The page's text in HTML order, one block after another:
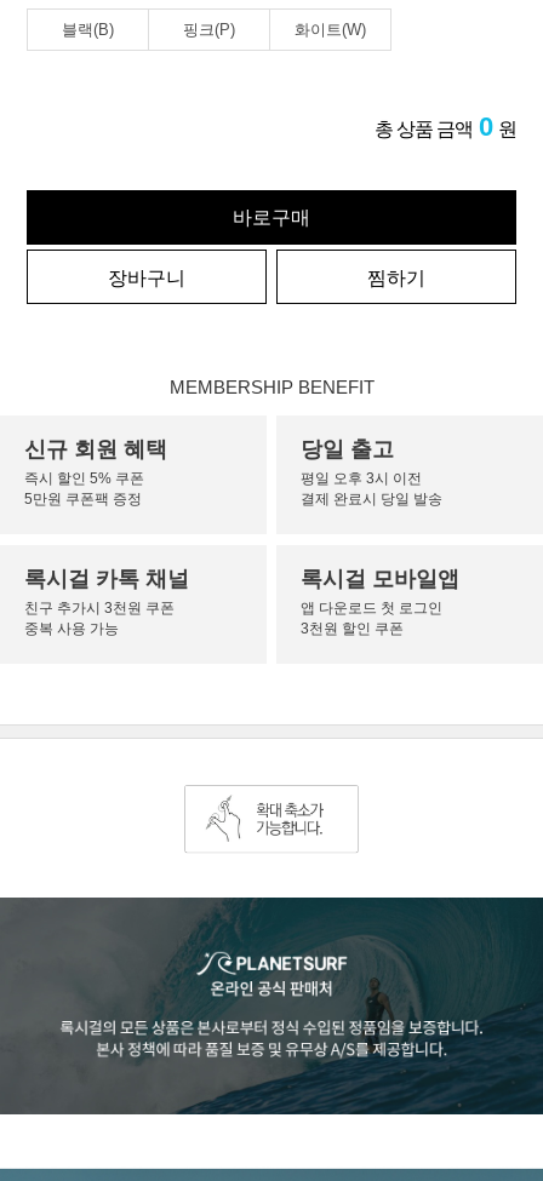
블랙(B) 핑크(P) 화이트(W)
총 상품 금액 0 원
바로구매
장바구니 찜하기
MEMBERSHIP BENEFIT
신규 회원 혜택
즉시 할인 5% 쿠폰
5만원 쿠폰팩 증정
당일 출고
평일 오후 3시 이전
결제 완료시 당일 발송
록시걸 카톡 채널
친구 추가시 3천원 쿠폰
중복 사용 가능
록시걸 모바일앱
앱 다운로드 첫 로그인
3천원 할인 쿠폰